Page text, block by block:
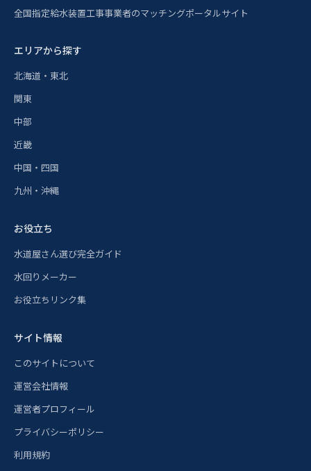
全国指定給水装置工事事業者のマッチングポータルサイト
エリアから探す
北海道・東北
関東
中部
近畿
中国・四国
九州・沖縄
お役立ち
水道屋さん選び完全ガイド
水回りメーカー
お役立ちリンク集
サイト情報
このサイトについて
運営会社情報
運営者プロフィール
プライバシーポリシー
利用規約